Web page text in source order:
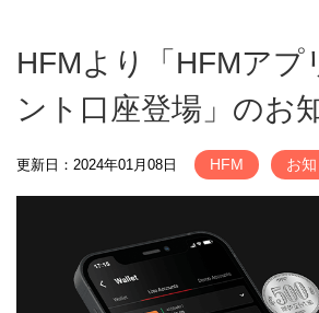
HFMより「HFMアプ
ント口座登場」のお
更新日：2024年01月08日 HFM お